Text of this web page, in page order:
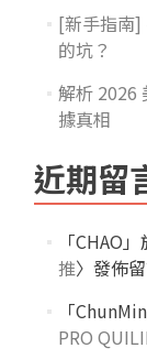
[新手指南]
的坑？
解析 2026
據真相
近期留
「CHAO
推〉發佈
「ChunMin
PRO